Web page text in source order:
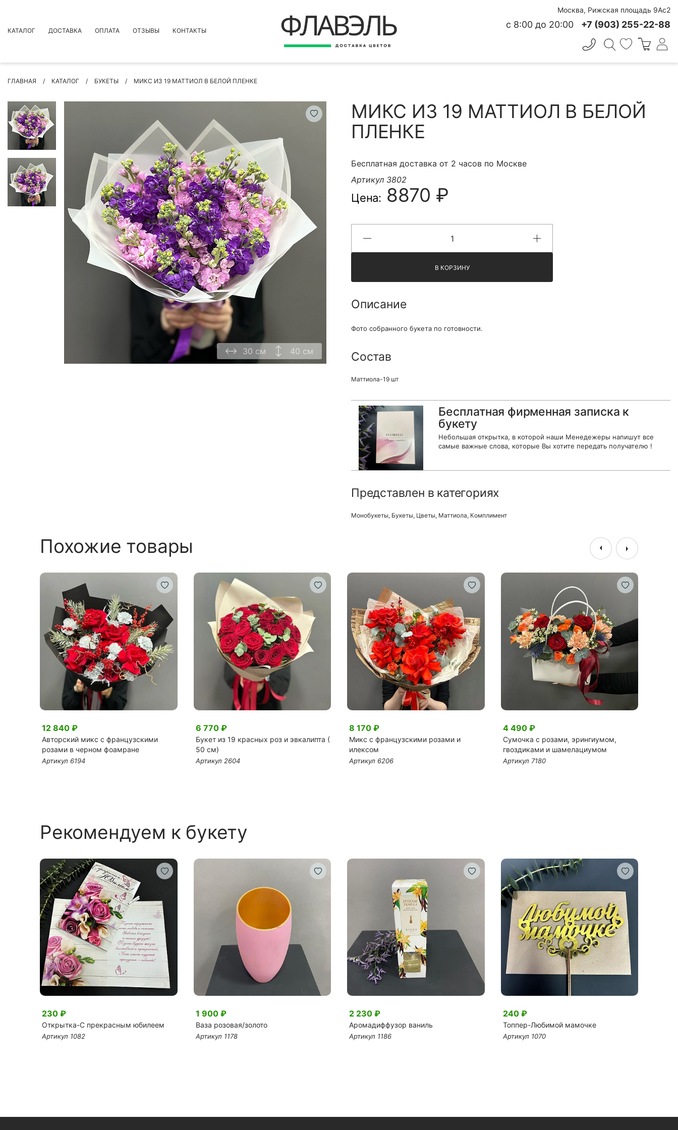
КАТАЛОГ
БУКЕТЫ
ЦВЕТЫ
ПОВОД
РОЗЫ
БУКЕТЫ НЕВЕСТЫ
ПОДАРКИ
КОМПОЗИЦИИ ЦВЕТОВ
СУХОЦВЕТЫ
ИНДИВИДУАЛЬНЫЙ ЗАКАЗ
ЦВЕТЫ ДЛЯ ПОХОРОН
КОНТАКТЫ
ДОСТАВКА ОПЛАТА ОТЗЫВЫ КОНТАКТЫ
Москва, Рижская площадь 9Ас2
с 8:00 до 20:00 +7 (903) 255-22-88
ГЛАВНАЯ КАТАЛОГ БУКЕТЫ МИКС ИЗ 19 МАТТИОЛ В БЕЛОЙ ПЛЕНКЕ
30 см 40 см
МИКС ИЗ 19 МАТТИОЛ В БЕЛОЙ
ПЛЕНКЕ
Бесплатная доставка от 2 часов по Москве
Артикул 3802
Цена: 8870 ₽
В КОРЗИНУ
Описание
Фото собранного букета по готовности.
Состав
Маттиола-19 шт
Бесплатная фирменная записка к
букету
Небольшая открытка, в которой наши Менедежеры напишут все
самые важные слова, которые Вы хотите передать получателю !
Представлен в категориях
Монобукеты, Букеты, Цветы, Маттиола, Комплимент
Похожие товары
12 840 ₽
Авторский микс с французскими
розами в черном фоамране
Артикул 6194
6 770 ₽
Букет из 19 красных роз и эвкалипта (
50 см)
Артикул 2604
8 170 ₽
Микс с французскими розами и
илексом
Артикул 6206
4 490 ₽
Сумочка с розами, эрингиумом,
гвоздиками и шамелациумом
Артикул 7180
Рекомендуем к букету
230 ₽
Открытка-С прекрасным юбилеем
Артикул 1082
1 900 ₽
Ваза розовая/золото
Артикул 1178
2 230 ₽
Аромадиффузор ваниль
Артикул 1186
240 ₽
Топпер-Любимой мамочке
Артикул 1070
ВЕРНУТЬСЯ
КОНТАКТНЫЕ ДАННЫЕ
БЫСТРАЯ ПОКУПКА
Я принимаю Политику конфиденциальности и
Правила использования сайта ФЛАВЭЛЬ. Мы не
продаем ваши данные и храним их в безопасности